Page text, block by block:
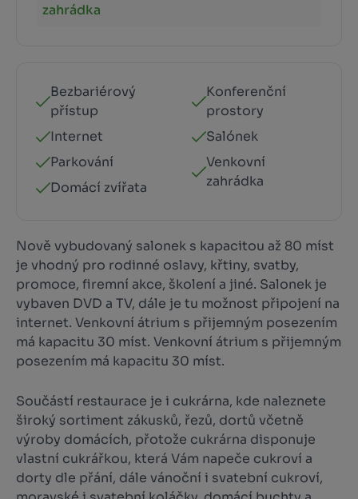
zahrádka
Bezbariérový
přístup
Internet
Parkování
Domácí zvířata
Konferenční
prostory
Salónek
Venkovní
zahrádka
Nově vybudovaný salonek s kapacitou až 80 míst
je vhodný pro rodinné oslavy, křtiny, svatby,
promoce, firemní akce, školení a jiné. Salonek je
vybaven DVD a TV, dále je tu možnost připojení na
internet. Venkovní átrium s přijemným posezením
má kapacitu 30 míst. Venkovní átrium s přijemným
posezením má kapacitu 30 míst.
Součástí restaurace je i cukrárna, kde naleznete
široký sortiment zákusků, řezů, dortů včetně
výroby domácích, přotože cukrárna disponuje
vlastní cukrářkou, která Vám napeče cukroví a
dorty dle přání, dále vánoční i svatební cukroví,